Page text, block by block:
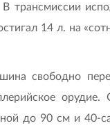
трансмиссии
14 л. на
свободно
орудие.
до 90 см и 40-